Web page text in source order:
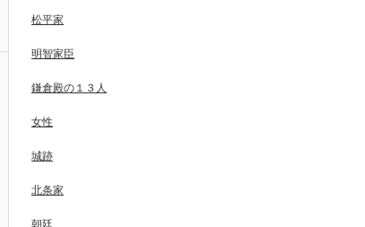
松平家
明智家臣
鎌倉殿の１３人
女性
城跡
北条家
朝廷